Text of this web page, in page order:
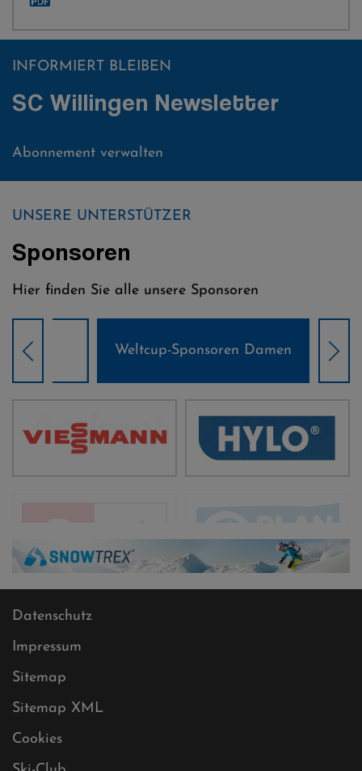
INFORMIERT BLEIBEN
SC Willingen Newsletter
Abonnement verwalten
UNSERE UNTERSTÜTZER
Sponsoren
Hier finden Sie alle unsere Sponsoren
Weltcup-Sponsoren Damen